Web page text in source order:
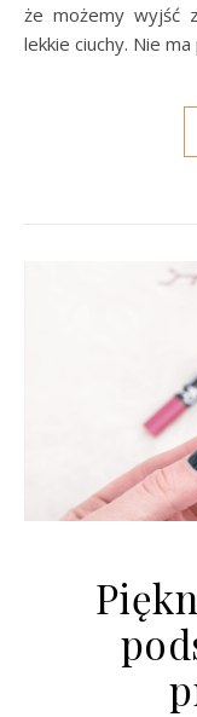
że możemy wyjść
lekkie ciuchy. Nie